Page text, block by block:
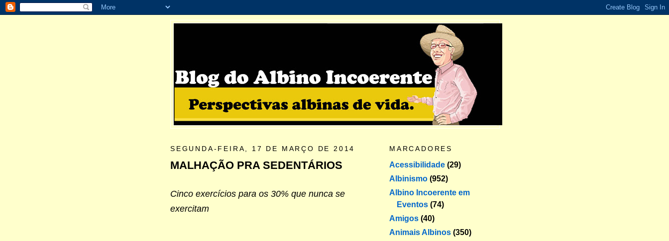
SEGUNDA-FEIRA, 17 DE MARÇO DE 2014
MALHAÇÃO PRA SEDENTÁRIOS
Cinco exercícios para os 30% que nunca se
exercitam
MARCADORES
Acessibilidade (29)
Albinismo (952)
Albino Incoerente em
Eventos (74)
Amigos (40)
Animais Albinos (350)